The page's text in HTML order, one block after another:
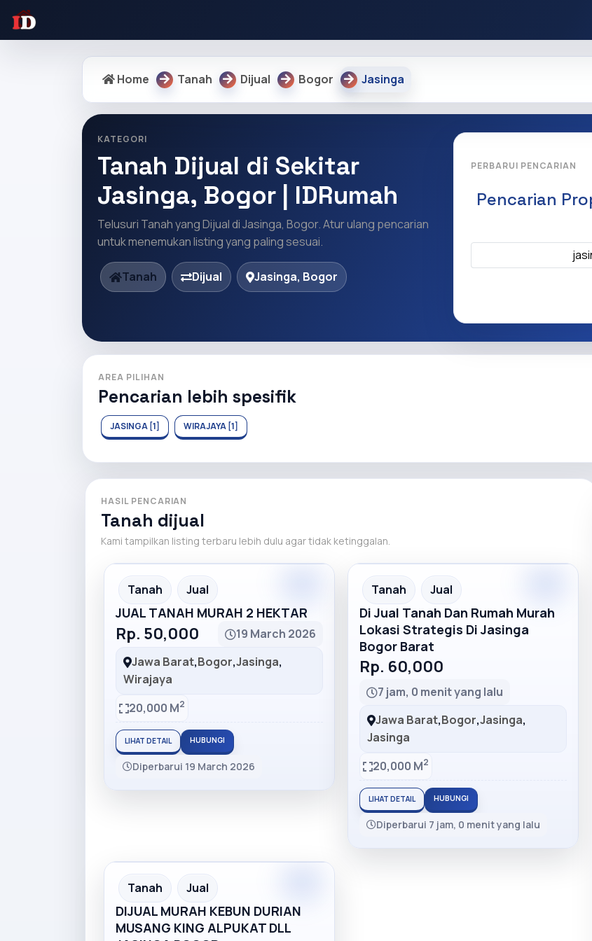
Home Tanah Dijual Bogor Jasinga
KATEGORI
Tanah Dijual di Sekitar
Jasinga, Bogor | IDRumah
Telusuri Tanah yang Dijual di Jasinga, Bogor. Atur ulang pencarian
untuk menemukan listing yang paling sesuai.
Tanah Dijual Jasinga, Bogor
PERBARUI PENCARIAN
Pencarian
AREA PILIHAN
Pencarian lebih spesifik
JASINGA [1] WIRAJAYA [1]
HASIL PENCARIAN
Tanah dijual
Kami tampilkan listing terbaru lebih dulu agar tidak ketinggalan.
Recommended
Tanah Jual
JUAL TANAH MURAH 2 HEKTAR
Rp. 50,000
19 March 2026
Jawa Barat,Bogor,Jasinga,
Wirajaya
20,000 M2
LIHAT DETAIL HUBUNGI
Diperbarui 19 March 2026
Recommended
Tanah Jual
Di Jual Tanah Dan Rumah Murah
Lokasi Strategis Di Jasinga
Bogor Barat
Rp. 60,000
7 jam, 0 menit yang lalu
Jawa Barat,Bogor,Jasinga,
Jasinga
20,000 M2
LIHAT DETAIL HUBUNGI
Diperbarui 7 jam, 0 menit yang lalu
Recommended
Tanah Jual
DIJUAL MURAH KEBUN DURIAN
MUSANG KING ALPUKAT DLL